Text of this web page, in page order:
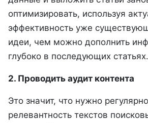
оптимизировать, используя
эффективность уже
идеи, чем можно дополнить
глубоко в последующих статьях.
2. Проводить аудит контента
Это значит, что нужно
релевантность текстов